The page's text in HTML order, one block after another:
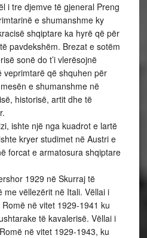
i tre djemve të gjeneral Preng
e shumanshme ky
shqiptare ka hyrë që për
pavdekshëm. Brezat e sotëm
sonë do t’i vlerësojnë
veprimtarë që shquhen për
e shumanshme në
historisë, artit dhe të
ishte një nga kuadrot e lartë
kryer studimet në Austri e
forcat e armatosura shqiptare
1929 në Skurraj të
me vëllezërit në Itali. Vëllai i
në vitet 1929-1941 ku
të kavalerisë. Vëllai i
në vitet 1929-1943, ku